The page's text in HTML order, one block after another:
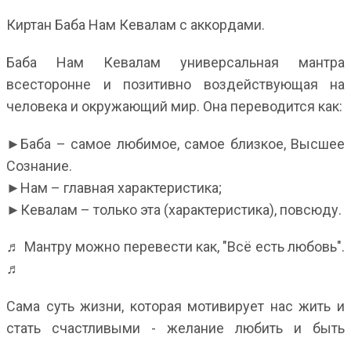
Киртан Баба Нам Кевалам с аккордами.
Баба Нам Кевалам универсальная мантра
всесторонне и позитивно воздействующая на
человека и окружающий мир. Она переводится как:
►Баба – самое любимое, самое близкое, Высшее
Сознание.
►Нам – главная характеристика;
►Кевалам – только эта (характеристика), повсюду.
♬ Мантру можно перевести как, "Всё есть любовь".
♬
Сама суть жизни, которая мотивирует нас жить и
стать счастливыми - желание любить и быть